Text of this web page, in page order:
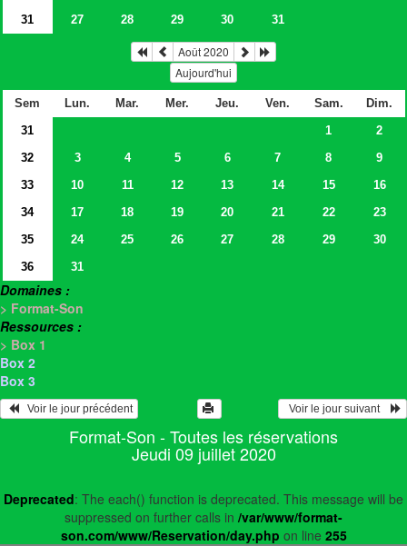
31
27 28 29 30 31
Août 2020
Aujourd'hui
Sem Lun. Mar. Mer. Jeu. Ven. Sam.
Dim.
31
1
2
32
3 4 5 6 7 8
9
33
10 11 12 13 14 15
16
34
17 18 19 20 21 22
23
35
24 25 26 27 28 29
30
36
31
Domaines :
> Format-Son
Ressources :
> Box 1
Box 2
Box 3
   Voir le jour précédent
  Voir le jour suivant
Format-Son - Toutes les réservations
Jeudi 09 juillet 2020
Deprecated: The each() function is deprecated. This message will be
suppressed on further calls in /var/www/format-
son.com/www/Reservation/day.php on line 255